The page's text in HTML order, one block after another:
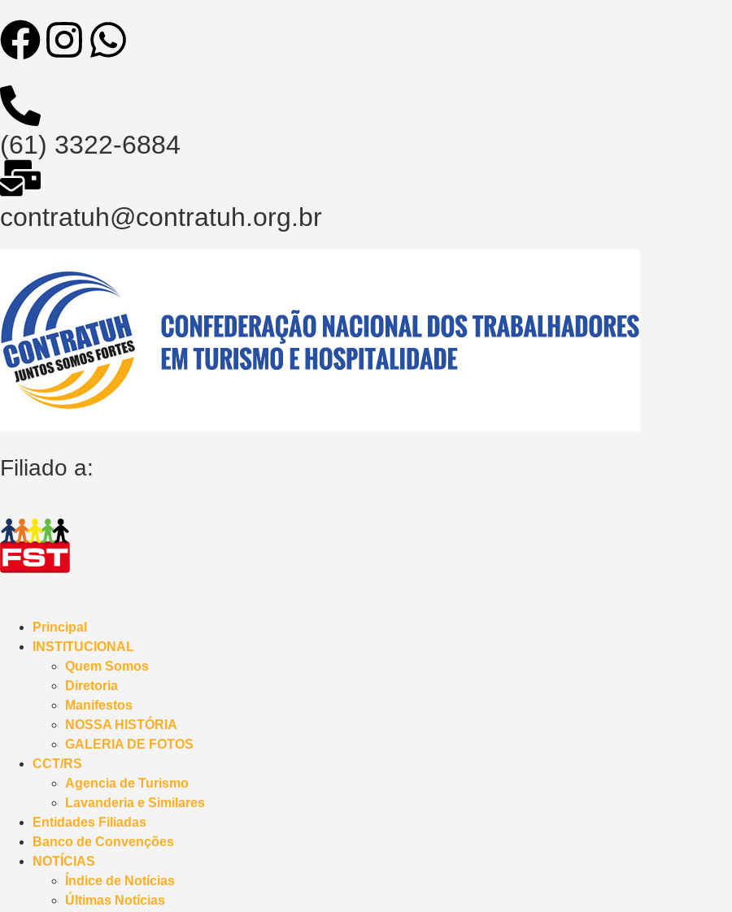
(61) 3322-6884
contratuh@contratuh.org.br
Filiado a:
Principal
INSTITUCIONAL
Quem Somos
Diretoria
Manifestos
NOSSA HISTÓRIA
GALERIA DE FOTOS
CCT/RS
Agencia de Turismo
Lavanderia e Similares
Entidades Filiadas
Banco de Convenções
NOTÍCIAS
Índice de Notícias
Últimas Notícias